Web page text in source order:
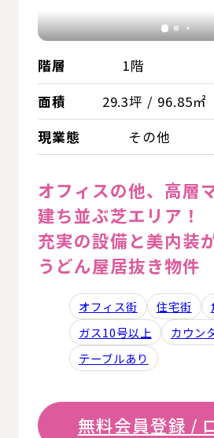
階層
1階
面積
29.3坪 / 96.85㎡
現業態
その他
オフィスの他、高層
建ち並ぶ芝エリア！
充実の設備と美内装
うどん屋居抜き物件
オフィス街 住宅街
ガス10号以上
カウン
テーブルあり
無料会員登録 /